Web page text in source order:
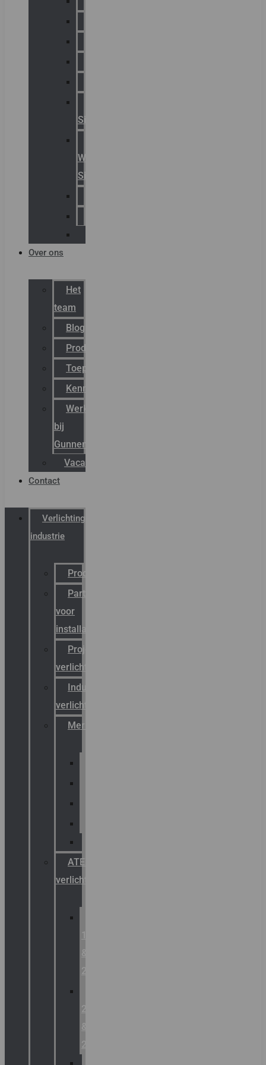
Signaling
Warning
Signals
Over ons
Het
team
Blog
Productnieuws
Toepassingen
Kenniscentrum
Werken
bij
Gunneman
Vacatures
Contact
Verlichting
industrie
Productcatalogus
Partner
voor
installateurs
Projectreferenties
verlichting
Industriële
verlichting
Merken
ATEX
verlichting
1
&
2
21
&
22